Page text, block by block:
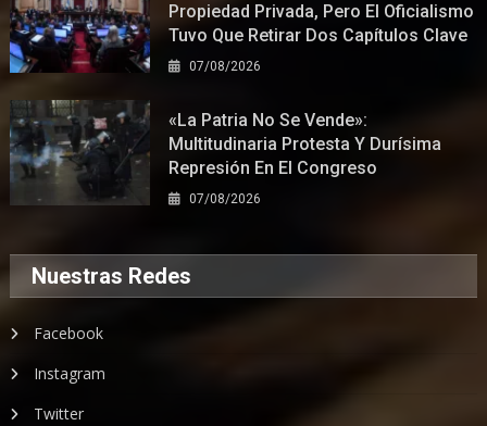
Propiedad Privada, Pero El Oficialismo
Tuvo Que Retirar Dos Capítulos Clave
07/08/2026
«La Patria No Se Vende»:
Multitudinaria Protesta Y Durísima
Represión En El Congreso
07/08/2026
Nuestras Redes
Facebook
Instagram
Twitter